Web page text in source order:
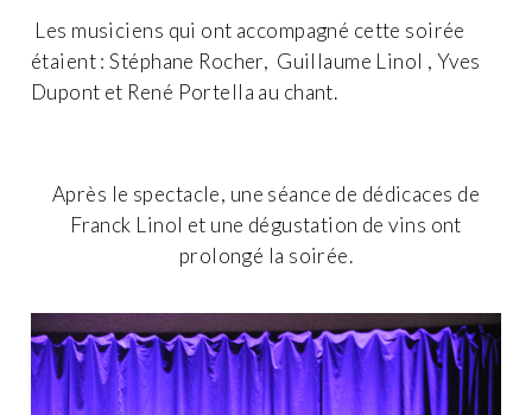
Les musiciens qui ont accompagné cette soirée
étaient : Stéphane Rocher, Guillaume Linol , Yves
Dupont et René Portella au chant.
Après le spectacle, une séance de dédicaces de
Franck Linol et une dégustation de vins ont
prolongé la soirée.